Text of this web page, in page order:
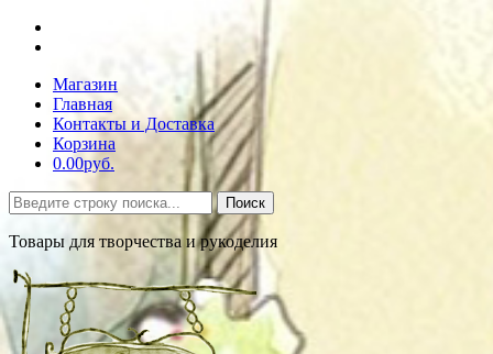
Магазин
Главная
Контакты и Доставка
Корзина
0.00руб.
Поиск
Товары для творчества и рукоделия